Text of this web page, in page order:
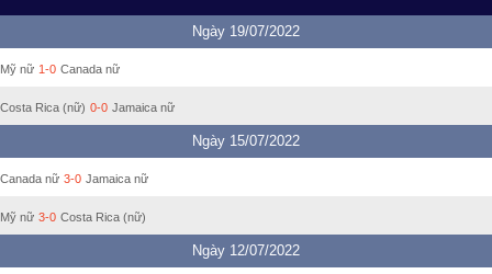
Ngày 19/07/2022
Mỹ nữ 1-0 Canada nữ
Costa Rica (nữ) 0-0 Jamaica nữ
Ngày 15/07/2022
Canada nữ 3-0 Jamaica nữ
Mỹ nữ 3-0 Costa Rica (nữ)
Ngày 12/07/2022